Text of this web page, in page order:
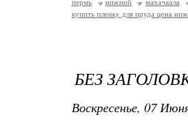
пермь
нижний
махачкала
купить пленку для пруда цена
БЕЗ
Воскресенье, 07